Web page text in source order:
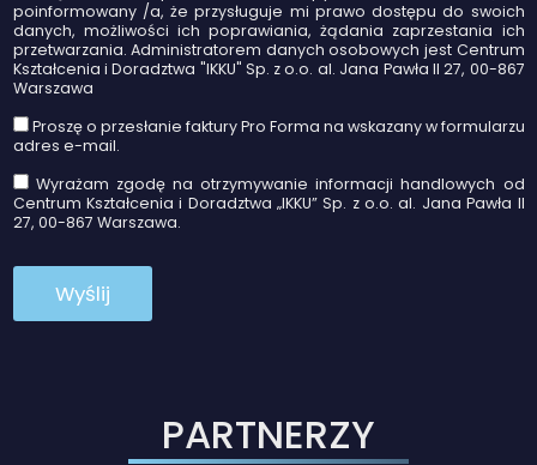
poinformowany /a, że przysługuje mi prawo dostępu do swoich
danych, możliwości ich poprawiania, żądania zaprzestania ich
przetwarzania. Administratorem danych osobowych jest Centrum
Kształcenia i Doradztwa "IKKU" Sp. z o.o. al. Jana Pawła II 27, 00-867
Warszawa
Proszę o przesłanie faktury Pro Forma na wskazany w formularzu
adres e-mail.
Wyrażam zgodę na otrzymywanie informacji handlowych od
Centrum Kształcenia i Doradztwa „IKKU” Sp. z o.o. al. Jana Pawła II
27, 00-867 Warszawa.
PARTNERZY